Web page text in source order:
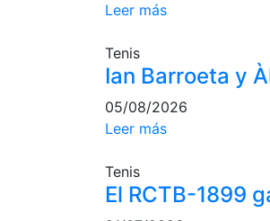
Leer más
Tenis
Ian Barroeta y
05/08/2026
Leer más
Tenis
El RCTB-1899